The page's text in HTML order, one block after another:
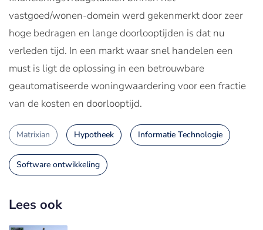
vastgoed/wonen-domein werd gekenmerkt door zeer
hoge bedragen en lange doorlooptijden is dat nu
verleden tijd. In een markt waar snel handelen een
must is ligt de oplossing in een betrouwbare
geautomatiseerde woningwaardering voor een fractie
van de kosten en doorlooptijd.
Matrixian Hypotheek Informatie Technologie
Software ontwikkeling
Lees ook